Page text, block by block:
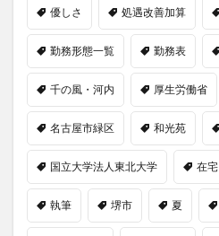
優しさ 処遇改善加算
勤務形態一覧 勤務表
千の風・河内 厚生労働省
名古屋市緑区 和光苑
国立大学法人東北大学 在宅
執筆 堺市 夏